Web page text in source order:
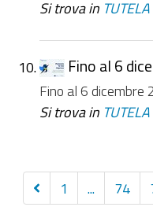
Si trova in TUTELA
Fino al 6
Fino al 6 dicembre
Si trova in TUTELA
Precedenti
10
1 74